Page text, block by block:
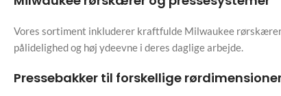
Vores sortiment inkluderer kraftfulde Milwaukee
pålidelighed og høj ydeevne i deres daglige arbejde.
Pressebakker til forskellige